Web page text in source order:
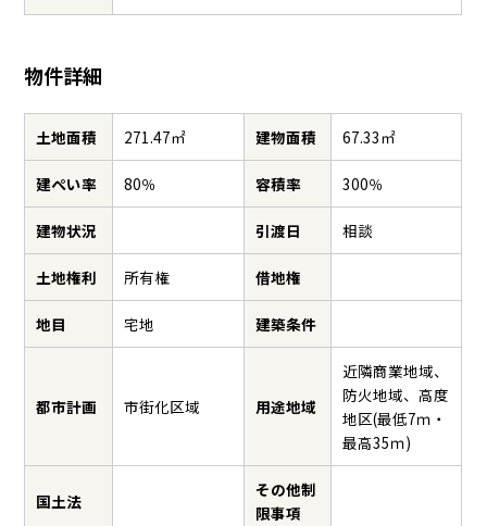
物件詳細
土地面積 271.47㎡ 建物面積 67.33㎡
建ぺい率 80％ 容積率 300％
建物状況 引渡日 相談
土地権利 所有権 借地権
地目 宅地 建築条件
都市計画 市街化区域 用途地域
近隣商業地域、
防火地域、高度
地区(最低7ｍ・
最高35ｍ)
国土法
その他制
限事項